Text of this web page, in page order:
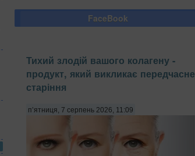
FaceBook
Тихий злодій вашого колагену -
продукт, який викликає передчасне
старіння
п’ятниця, 7 серпень 2026, 11:09